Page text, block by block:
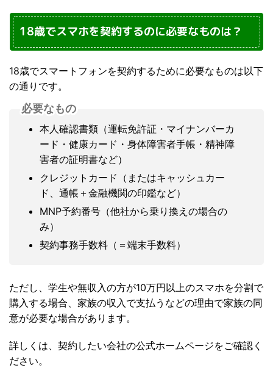
18歳でスマホを契約するのに必要なものは？
18歳でスマートフォンを契約するために必要なものは以下
の通りです。
必要なもの
本人確認書類（運転免許証・マイナンバーカ
ード・健康カード・身体障害者手帳・精神障
害者の証明書など）
クレジットカード（またはキャッシュカー
ド、通帳＋金融機関の印鑑など）
MNP予約番号（他社から乗り換えの場合の
み）
契約事務手数料（＝端末手数料）
ただし、学生や無収入の方が10万円以上のスマホを分割で
購入する場合、家族の収入で支払うなどの理由で家族の同
意が必要な場合があります。
詳しくは、契約したい会社の公式ホームページをご確認く
ださい。